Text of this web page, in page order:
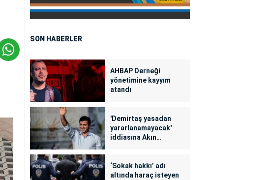
SON HABERLER
AHBAP Derneği
yönetimine kayyım
atandı
'Demirtaş yasadan
yararlanamayacak'
iddiasına Akın
‘Sokak hakkı’ adı
altında haraç isteyen